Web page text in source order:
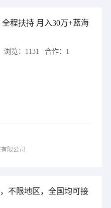
程扶持 月入30万+蓝海
浏览： 1131 合作： 1
限公司
不限地区，全国均可接